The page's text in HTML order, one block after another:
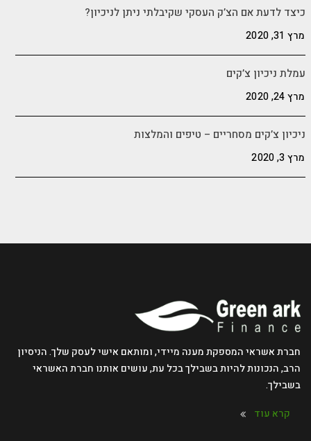
כיצד לדעת אם הצ’ק העסקי שקיבלתי ניתן לניכיון?
מרץ 31, 2020
עמלת ניכיון צ’קים
מרץ 24, 2020
ניכיון צ’קים מסחריים – טיפים והמלצות
מרץ 3, 2020
חברת אשראי המספקת מענה מיידי, ומותאם אישי לעסק שלך. הניסיון
הרב, הנכונות להיות בשבילך בכל עת, עושים אותנו חברת האשראי
בשבילך.
קרא עוד